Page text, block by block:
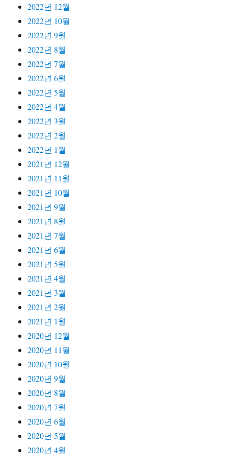
2022년 12월
2022년 10월
2022년 9월
2022년 8월
2022년 7월
2022년 6월
2022년 5월
2022년 4월
2022년 3월
2022년 2월
2022년 1월
2021년 12월
2021년 11월
2021년 10월
2021년 9월
2021년 8월
2021년 7월
2021년 6월
2021년 5월
2021년 4월
2021년 3월
2021년 2월
2021년 1월
2020년 12월
2020년 11월
2020년 10월
2020년 9월
2020년 8월
2020년 7월
2020년 6월
2020년 5월
2020년 4월